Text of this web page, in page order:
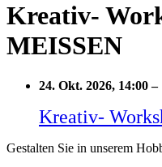
Kreativ-
MEISSEN
24. Okt. 2026, 14:00–
Kreativ-
Gestalten Sie in unserem